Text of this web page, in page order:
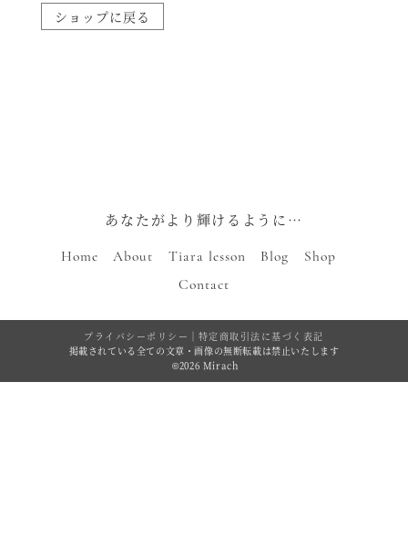
ショップに戻る
あなたがより輝けるように…
Home About Tiara lesson Blog
Shop
Contact
プライバシーポリシー
特定商取引法に基づく表記
掲載されている全ての文章・画像の無断転載は禁止いたします
©2026 Mirach